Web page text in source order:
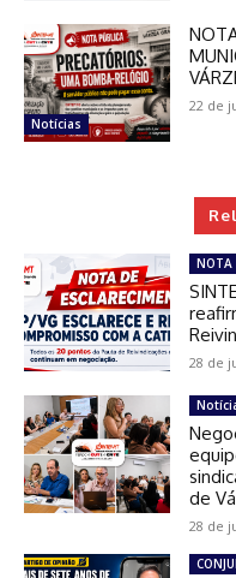
Notícias
22 de
NOTA
28 de
de
28 de